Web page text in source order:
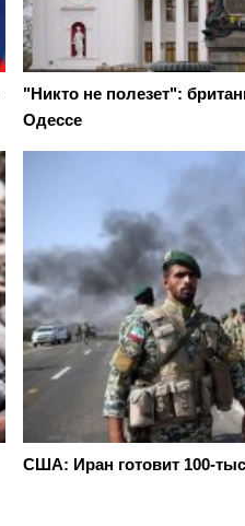
"Никто не полезет":
Одессе
США: Иран готовит 100-